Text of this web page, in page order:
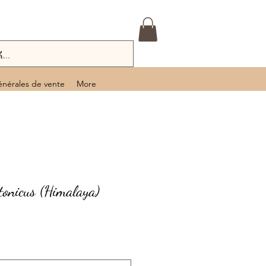
de vente More
(Himalaya)